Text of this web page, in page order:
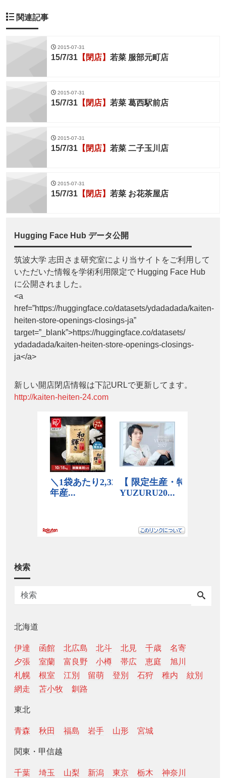
関連記事
2015-07-31
15/7/31 【閉店】 若菜 服部元町店
2015-07-31
15/7/31 【閉店】 若菜 葛西駅前店
2015-07-31
15/7/31 【閉店】 若菜 二子玉川店
2015-07-31
15/7/31 【閉店】 若菜 お花茶屋店
Hugging Face Hub データ公開
筑波大学 志田さま研究室により当サイトをご利用して
いただいた情報を学術利用限定で Hugging Face Hub
に公開されました。
<a
href=”https://huggingface.co/datasets/ydadadada/kaiten-
heiten-store-openings-closings-ja”
target=”_blank”>https://huggingface.co/datasets/
ydadadada/kaiten-heiten-store-openings-closings-
ja</a>
新しい開店閉店情報は下記URLで更新してます。
http://kaiten-heiten-24.com
検索
北海道
伊達 函館 北広島 北斗 北見 千歳
名寄
夕張
室蘭 富良野 小樽 帯広 恵庭
旭川
札幌
根室 江別 留萌 登別 石狩 稚内
紋別
網走
苫小牧 釧路
東北
青森 秋田 福島 岩手 山形 宮城
関東・甲信越
千葉 埼玉 山梨 新潟 東京 栃木
神奈川